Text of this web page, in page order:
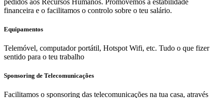
financeira e o facilitamos o controlo sobre o teu salário.
Equipamentos
Telemóvel, computador portátil, Hotspot Wifi, etc. Tudo o que fizer
sentido para o teu trabalho
Sponsoring de Telecomunicações
Facilitamos o sponsoring das telecomunicações na tua casa, através